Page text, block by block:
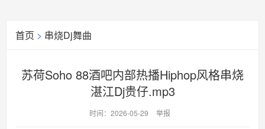
首页 > 串烧Dj舞曲
苏荷Soho 88酒吧内部热播Hiphop风格串烧
湛江Dj贵仔.mp3
时间：2026-05-29 举报